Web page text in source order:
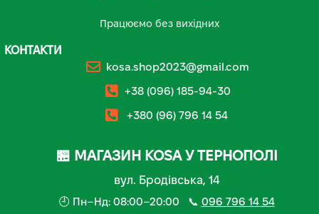
Працюємо без вихідних
КОНТАКТИ
kosa.shop2023@gmail.com
+38 (096) 185-94-30
+380 (96) 796 14 54
🏪 МАГАЗИН KOSA У ТЕРНОПОЛІ
вул. Бродівська, 14
🕘 Пн–Нд: 08:00–20:00 📞 096 796 14 54